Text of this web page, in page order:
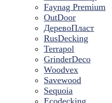
Faynag Premium
OutDoor
ДеревоПласт
RusDecking
Terrapol
GrinderDeco
Woodvex
Savewood
Sequoia
Ecodecking